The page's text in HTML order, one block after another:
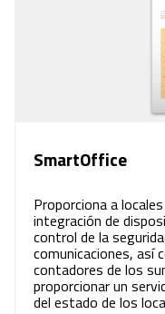
SmartOffice
Proporciona a
integración de
control de la
comunicaciones, así
contadores de los
proporcionar un
del estado de los